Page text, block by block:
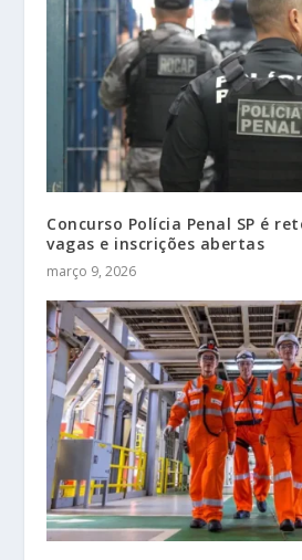
Concurso Polícia Penal SP é
vagas e inscrições abertas
março 9, 2026